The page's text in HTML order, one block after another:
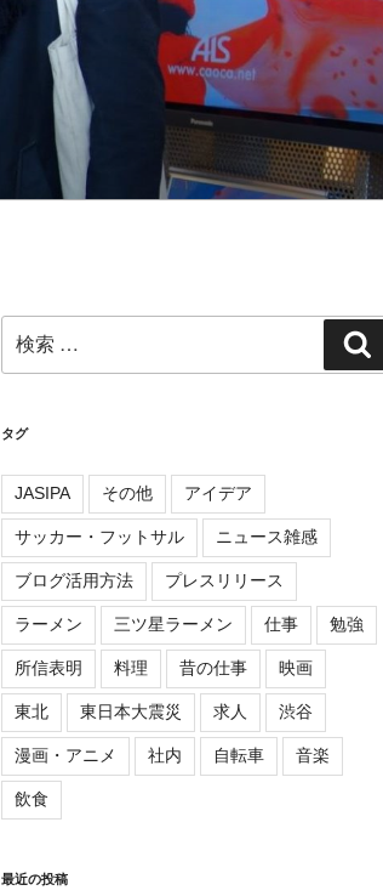
索:
タグ
JASIPA その他 アイデア
サッカー・フットサル ニュース雑感
ブログ活用方法 プレスリリース
ラーメン 三ツ星ラーメン 仕事 勉強
所信表明 料理 昔の仕事 映画
東北 東日本大震災 求人 渋谷
漫画・アニメ 社内 自転車 音楽
飲食
最近の投稿